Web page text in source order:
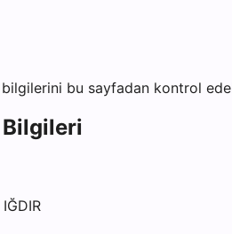
bu sayfadan kontrol
Bilgileri